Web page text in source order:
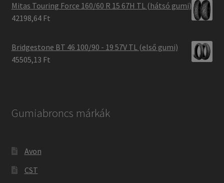
Mitas Touring Force 160/60 R 15 67H TL (hátsó gumi)
42198,64 Ft
Bridgestone BT 46 100/90 - 19 57V TL (első gumi)
45505,13 Ft
Gumiabroncs márkák
Avon
CST